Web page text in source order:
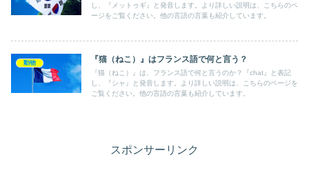
し、『メットゥギ』と発音します。より詳しい説明は、こちらのペ
ージをご覧ください。他の言語の言葉も紹介しています。
動物 『猫（ねこ）』はフランス語で何と言う？
『猫（ねこ）』は、フランス語で何と言うのか？『chat』と表記
し、『シャ』と発音します。より詳しい説明は、こちらのページを
ご覧ください。他の言語の言葉も紹介しています。
スポンサーリンク